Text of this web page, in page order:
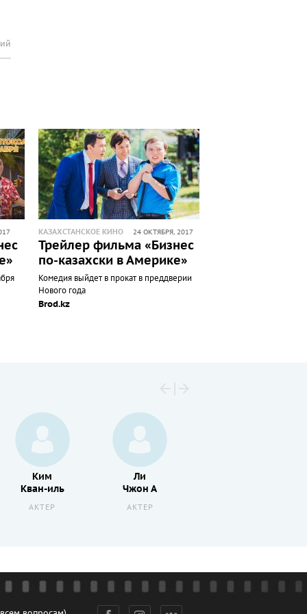
КАЗАХСТАНСКОЕ КИНО 24 ОКТЯБРЯ, 2017
Трейлер фильма «Бизнес
по-казахски в Америке»
Комедия выйдет в прокат в преддверии
Нового года
Brod.kz
Ким
Кван-иль
АКТЕР
Ли
Чжон А
АКТЕР